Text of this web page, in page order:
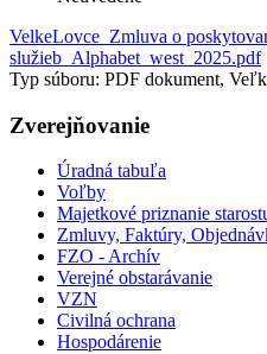
VelkeLovce_Zmluva o
služieb_Alphabet_west_2025.pdf
Typ súboru: PDF dokument,
Zverejňovanie
Úradná tabuľa
Voľby
Majetkové priznanie
Zmluvy, Faktúry,
FZO - Archív
Verejné obstarávanie
VZN
Civilná ochrana
Hospodárenie